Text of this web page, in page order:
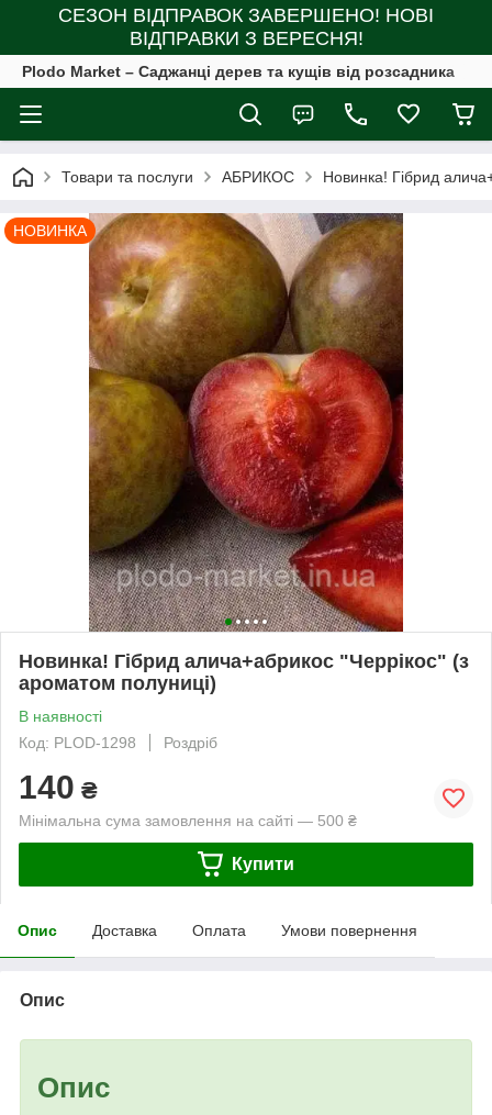
СЕЗОН ВІДПРАВОК ЗАВЕРШЕНО! НОВІ
ВІДПРАВКИ З ВЕРЕСНЯ!
Plodo Market – Саджанці дерев та кущів від розсадника
Товари та послуги АБРИКОС Новинка! Гібрид
НОВИНКА
Новинка! Гібрид алича+абрикос "Черрікос" (з
ароматом полуниці)
В наявності
Код: PLOD-1298
Роздріб
140 ₴
Мінімальна сума замовлення на сайті — 500 ₴
Купити
Опис Доставка Оплата Умови повернення
Опис
Опис